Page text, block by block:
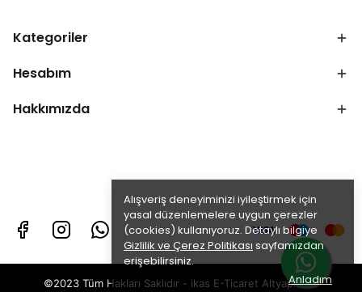
Alışveriş deneyiminizi iyileştirmek için
yasal düzenlemelere uygun çerezler
(cookies) kullanıyoruz. Detaylı bilgiye
Gizlilik ve Çerez Politikası sayfamızdan
erişebilirsiniz.
Anladım
Kategoriler
Hesabım
Hakkımızda
©2023 Tüm Hakları Saklıdır - ikas E-Ticaret Altyapısı ile